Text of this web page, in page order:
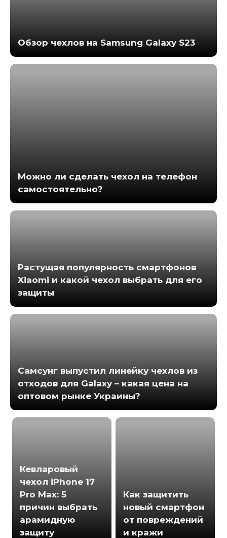
Обзор чехлов на Samsung Galaxy S23
Можно ли сделать чехол на телефон
самостоятельно?
Растущая популярность смартфонов
Xiaomi и какой чехол выбрать для его
защиты
Самсунг выпустил линейку чехлов из
отходов для Galaxy – какая цена на
оптовом рынке Украины?
Кевларовый
чехол iPhone 17
Pro Max: 5
причин выбрать
арамидную
защиту
Как защитить
новый смартфон
от повреждений
и кражи